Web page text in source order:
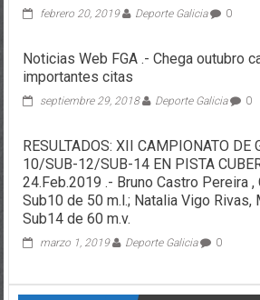
febrero 20, 2019 Deporte Galicia 0
Noticias Web FGA .- Chega outubro
importantes citas
septiembre 29, 2018 Deporte Galicia 0
RESULTADOS: XII CAMPIONATO DE
10/SUB-12/SUB-14 EN PISTA
24.Feb.2019 .- Bruno Castro Pereira ,
Sub10 de 50 m.l.; Natalia Vigo Rivas,
Sub14 de 60 m.v.
marzo 1, 2019 Deporte Galicia 0